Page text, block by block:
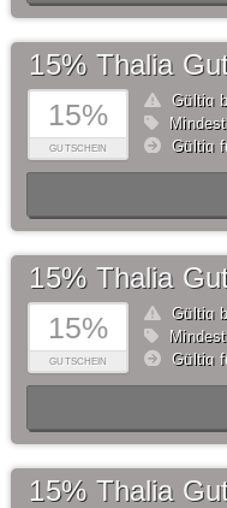
15%
GUTSCHEIN
15% Thalia
Gültig
Gültig
15%
GUTSCHEIN
15% Thalia
Gültig
Gültig
15% Thalia